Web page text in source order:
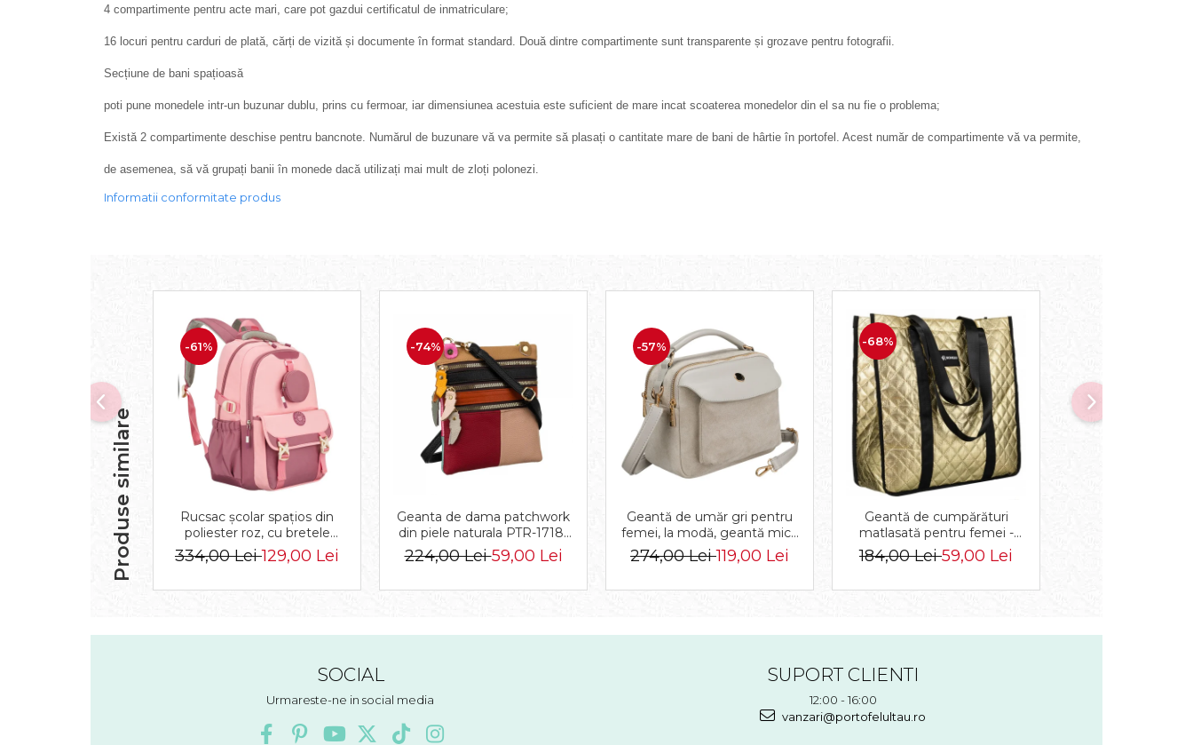
4 compartimente pentru acte mari, care pot gazdui certificatul de inmatriculare;
16 locuri pentru carduri de plată, cărți de vizită și documente în format standard. Două dintre compartimente sunt transparente și grozave pentru fotografii.
Secțiune de bani spațioasă
poti pune monedele intr-un buzunar dublu, prins cu fermoar, iar dimensiunea acestuia este suficient de mare incat scoaterea monedelor din el sa nu fie o problema;
Există 2 compartimente deschise pentru bancnote. Numărul de buzunare vă va permite să plasați o cantitate mare de bani de hârtie în portofel. Acest număr de compartimente vă va permite,
de asemenea, să vă grupați banii în monede dacă utilizați mai mult de zloți polonezi.
Informatii conformitate produs
Produse similare
-61%
Rucsac școlar spațios din
poliester roz, cu bretele
reglabile - Peterson PTR-
PTN 8610-1327 PINK
334,00 Lei129,00 Lei
-74%
Geanta de dama patchwork
din piele naturala PTR-1718-
SKL-6922 MULTI
224,00 Lei59,00 Lei
-57%
Geantă de umăr gri pentru
femei, la modă, geantă mică
urbană cu fermoar, piele
ecologică - Peterson PTR-
274,00 Lei119,00 Lei
-68%
Geantă de cumpărături
matlasată pentru femei -
Rovicky PTR-RSPV-001P-
5277 GOLD
184,00 Lei59,00 Lei
SOCIAL
Urmareste-ne in social media
SUPORT CLIENTI
12:00 - 16:00
vanzari@portofelultau.ro